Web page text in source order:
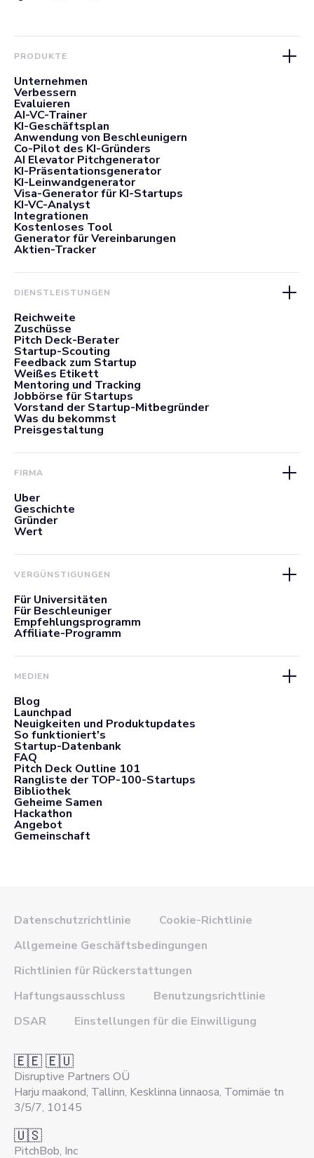
PRODUKTE
Unternehmen
Verbessern
Evaluieren
AI-VC-Trainer
KI-Geschäftsplan
Anwendung von Beschleunigern
Co-Pilot des KI-Gründers
AI Elevator Pitchgenerator
KI-Präsentationsgenerator
KI-Leinwandgenerator
Visa-Generator für KI-Startups
KI-VC-Analyst
Integrationen
Kostenloses Tool
Generator für Vereinbarungen
Aktien-Tracker
DIENSTLEISTUNGEN
Reichweite
Zuschüsse
Pitch Deck-Berater
Startup-Scouting
Feedback zum Startup
Weißes Etikett
Mentoring und Tracking
Jobbörse für Startups
Vorstand der Startup-Mitbegründer
Was du bekommst
Preisgestaltung
FIRMA
Über
Geschichte
Gründer
Wert
VERGÜNSTIGUNGEN
Für Universitäten
Für Beschleuniger
Empfehlungsprogramm
Affiliate-Programm
MEDIEN
Blog
Launchpad
Neuigkeiten und Produktupdates
So funktioniert's
Startup-Datenbank
FAQ
Pitch Deck Outline 101
Rangliste der TOP-100-Startups
Bibliothek
Geheime Samen
Hackathon
Angebot
Gemeinschaft
Datenschutzrichtlinie
Cookie-Richtlinie
Allgemeine Geschäftsbedingungen
Richtlinien für Rückerstattungen
Haftungsausschluss
Benutzungsrichtlinie
DSAR
Einstellungen für die Einwilligung
🇪🇪 🇪🇺
Disruptive Partners OÜ
Harju maakond, Tallinn, Kesklinna linnaosa, Tornimäe tn
3/5/7, 10145
🇺🇸
PitchBob, Inc